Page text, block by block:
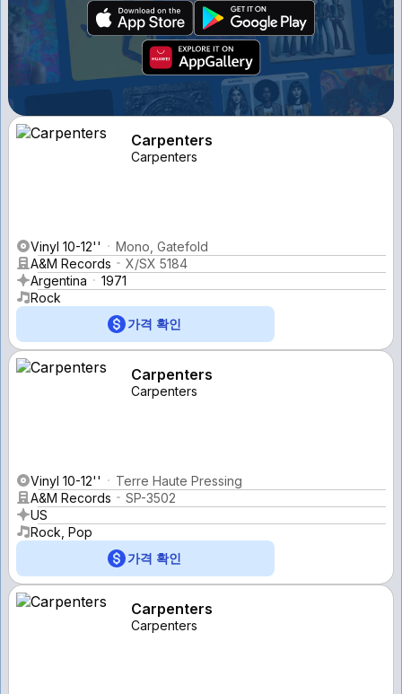
Carpenters
Carpenters
Vinyl 10-12''
Mono, Gatefold
A&M Records
X/SX 5184
Argentina
1971
Rock
가격 확인
Carpenters
Carpenters
Vinyl 10-12''
Terre Haute Pressing
A&M Records
SP-3502
US
Rock, Pop
가격 확인
Carpenters
Carpenters